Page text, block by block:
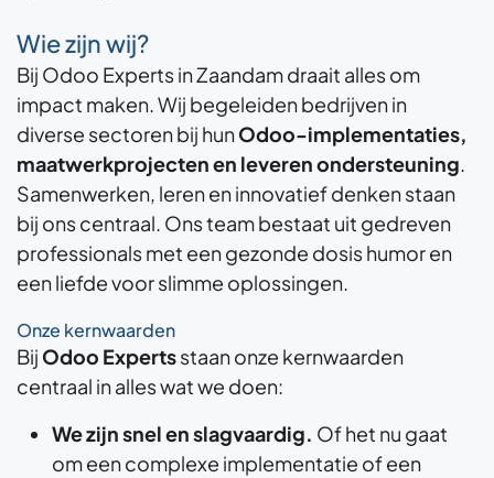
Wie zijn wij?
Bij Odoo Experts in Zaandam draait alles om
impact maken. Wij begeleiden bedrijven in
diverse sectoren bij hunOdoo-implementaties,
maatwerkprojecten en leveren ondersteuning.
Samenwerken, leren en innovatief denken staan
bij ons centraal. Ons team bestaat uit gedreven
professionals met een gezonde dosis humor en
een liefde voor slimme oplossingen.
Onze kernwaarden
Bij Odoo Expertsstaan onze kernwaarden
centraal in alles wat we doen:
We zijn snel en slagvaardig. Of het nu gaat
om een complexe implementatie of een